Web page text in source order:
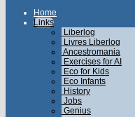
Home
Links
Liberlog
Livres Liberlog
Ancestromania
Exercises for AI
Eco for Kids
Eco Infants
History
Jobs
Genius